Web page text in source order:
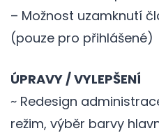
– Možnost uzamknutí
(pouze pro přihlášené)
ÚPRAVY / VYLEPŠENÍ
~ Redesign
režim, výběr barvy